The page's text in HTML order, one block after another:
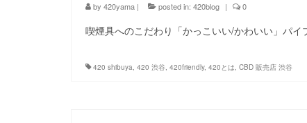
by 420yama | posted in: 420blog | 0
喫煙具へのこだわり「かっこいい/かわいい」パ
420 shibuya, 420 渋谷, 420friendly, 420とは, CBD 販売店 渋谷